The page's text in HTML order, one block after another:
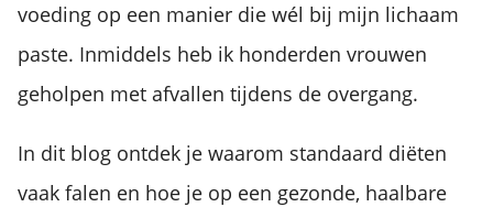
voeding op een manier die wél bij mijn lichaam
paste. Inmiddels heb ik honderden vrouwen
geholpen met afvallen tijdens de overgang.
In dit blog ontdek je waarom standaard diëten
vaak falen en hoe je op een gezonde, haalbare